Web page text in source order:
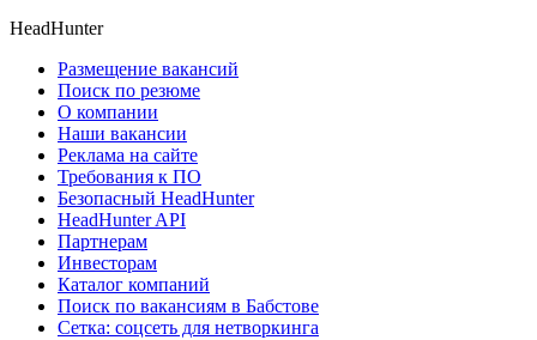
HeadHunter
Размещение вакансий
Поиск по резюме
О компании
Наши вакансии
Реклама на сайте
Требования к ПО
Безопасный HeadHunter
HeadHunter API
Партнерам
Инвесторам
Каталог компаний
Поиск по вакансиям в Бабстове
Сетка: соцсеть для нетворкинга